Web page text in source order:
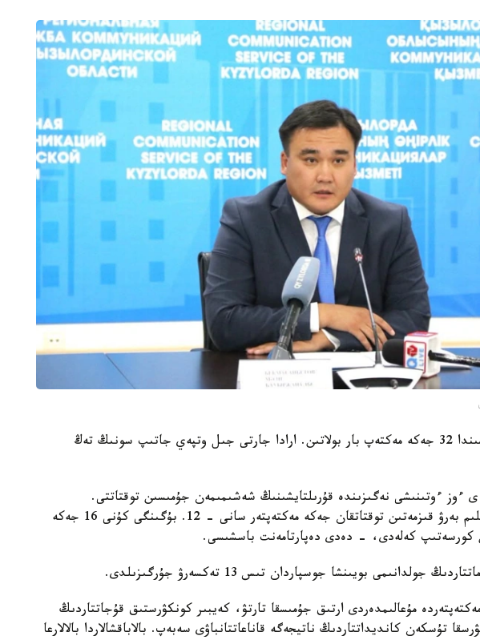
جىل باسىندا قىزىلوردا وبلىسىندا 32 جەكە مەكتەپ بار بولاتىن. ارادا جارتى جىل وتپەي جاتىپ سونىڭ تەڭ
- قاڭتار- اقپان ايلارىندا 4 ى ءوز ءوتىنىشى نەگىزىندە قۇرىلتايشىنىڭ شەشىمىمەن جۇمىسىن توقتاتتى.
ليتسەنزياسى بار، ءبىراق ءبىلىم بەرۋ قىزمەتىن توقتاتقان جەكە مەكتەپتەر سانى - 12. بۇگىنگى كۇنى 16 جەكە
كورسەتىپ كەلەدى، - دەدى دەپارتامەنت باسشىسى.
بويىنشا جوسپاردان تىس 13 تەكسەرۋ جۇرگىزىلدى.
مۇعالىمدەردى ارتىق جۇمىسقا تارتۋ، كەيبىر كونكۋرستىق قۇجاتتاردىڭ
تۇسكەن كانديداتتاردىڭ ناتيجەگە قاناعاتتانباۋى سەبەپ. بالاباقشالاردا بالالارعا